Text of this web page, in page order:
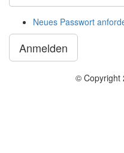
Neues Passwort
Anmelden
© Copyright